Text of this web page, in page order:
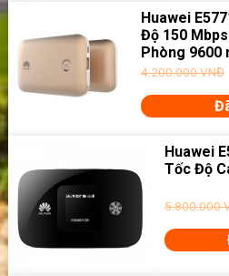
Huawei
Độ 150
Phòng 9600
4.200.000VNĐ
Huawei
Tốc Độ
5.800.000